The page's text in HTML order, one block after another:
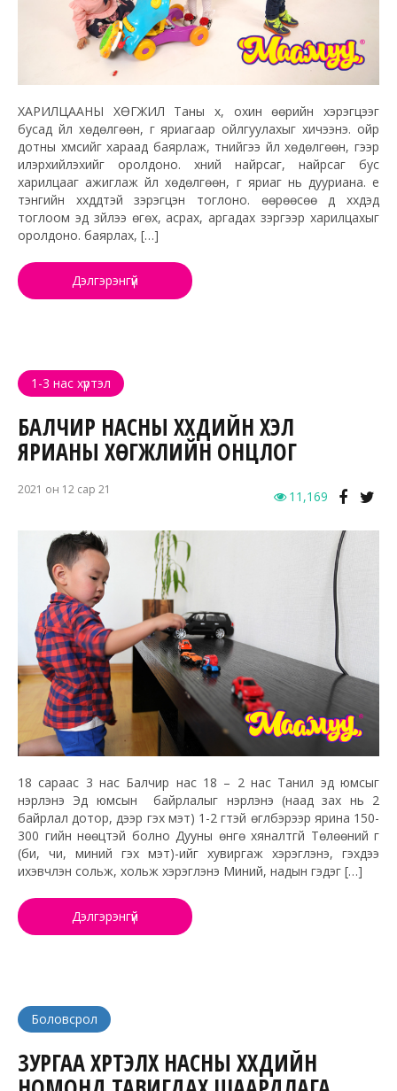
ХАРИЛЦААНЫ ХӨГЖИЛ Таны хүү, охин өөрийн хэрэгцээг
бусад үйл хөдөлгөөн, үг яриагаар ойлгуулахыг хичээнэ. ойр
дотны хүмүүсийг хараад баярлаж, түүнийгээ үйл хөдөлгөөн, үгээр
илэрхийлэхийг оролдоно. хүний найрсаг, найрсаг бус
харилцааг ажиглаж үйл хөдөлгөөн, үг яриаг нь дууриана. үе
тэнгийн хүүхдүүдтэй зэрэгцэн тоглоно. өөрөөсөө дүү хүүхдэд
тоглоом эд зүйлээ өгөх, асрах, аргадах зэргээр харилцахыг
оролдоно. баярлах, […]
Дэлгэрэнгүй
1-3 нас хүртэл
БАЛЧИР НАСНЫ ХҮҮХДИЙН ХЭЛ
ЯРИАНЫ ХӨГЖЛИЙН ОНЦЛОГ
2021 он 12 сар 21 11,169
18 сараас 3 нас Балчир нас 18 – 2 нас Танил эд юмсыг
нэрлэнэ Эд юмсын байрлалыг нэрлэнэ (наад зах нь 2
байрлал дотор, дээр гэх мэт) 1-2 үгтэй өгүүлбэрээр ярина 150-
300 үгийн нөөцтэй болно Дууны өнгө хяналтгүй Төлөөний үг
(би, чи, миний гэх мэт)-ийг хувиргаж хэрэглэнэ, гэхдээ
ихэвчлэн сольж, хольж хэрэглэнэ Миний, надын гэдэг […]
Дэлгэрэнгүй
Боловсрол
ЗУРГАА ХҮРТЭЛХ НАСНЫ ХҮҮХДИЙН